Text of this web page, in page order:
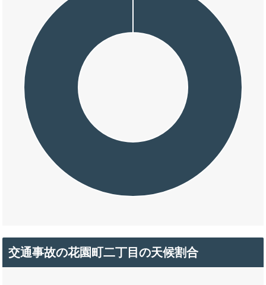
交通事故の花園町二丁目の天候割合